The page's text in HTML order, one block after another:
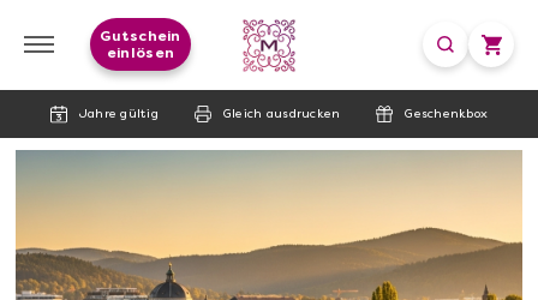
Jahre gültig Gleich ausdrucken Geschenkbox
Gutschein
einlösen